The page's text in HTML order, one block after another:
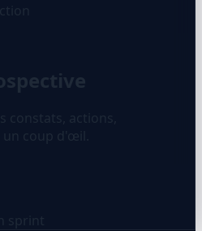
constats, actions,
coup d'œil.
sprint